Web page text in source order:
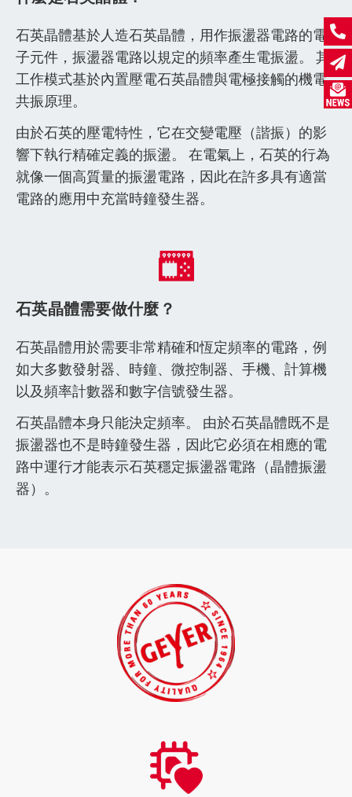
石英晶體基於人造石英晶體，用作振盪器電路的電
子元件，振盪器電路以規定的頻率產生電振盪。 其
工作模式基於內置壓電石英晶體與電極接觸的機電
共振原理。
由於石英的壓電特性，它在交變電壓（諧振）的影
響下執行精確定義的振盪。 在電氣上，石英的行為
就像一個高質量的振盪電路，因此在許多具有適當
電路的應用中充當時鐘發生器。
石英晶體需要做什麼？
石英晶體用於需要非常精確和恆定頻率的電路，例
如大多數發射器、時鐘、微控制器、手機、計算機
以及頻率計數器和數字信號發生器。
石英晶體本身只能決定頻率。 由於石英晶體既不是
振盪器也不是時鐘發生器，因此它必須在相應的電
路中運行才能表示石英穩定振盪器電路（晶體振盪
器）。